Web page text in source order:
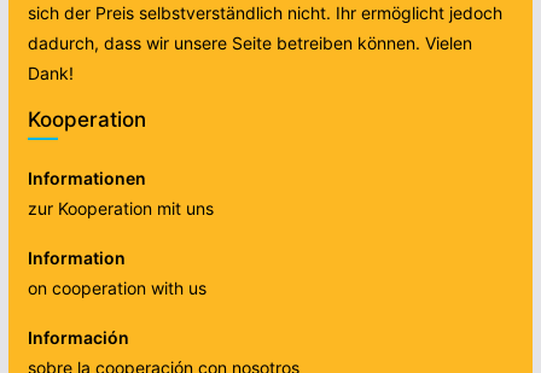
sich der Preis selbstverständlich nicht. Ihr ermöglicht jedoch
dadurch, dass wir unsere Seite betreiben können. Vielen
Dank!
Kooperation
Informationen
zur Kooperation mit uns
Information
on cooperation with us
Información
sobre la cooperación con nosotros